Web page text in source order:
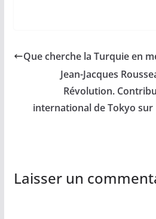
Que cherche la Turquie en
Jean-Jacques
Révolution.
international de Tokyo sur
Laisser un